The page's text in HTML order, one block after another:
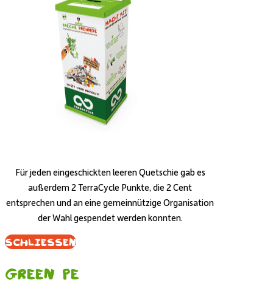
Für jeden eingeschickten leeren Quetschie gab es
außerdem 2 TerraCycle Punkte, die 2 Cent
entsprechen und an eine gemeinnützige Organisation
der Wahl gespendet werden konnten.
Schliessen
Green PE